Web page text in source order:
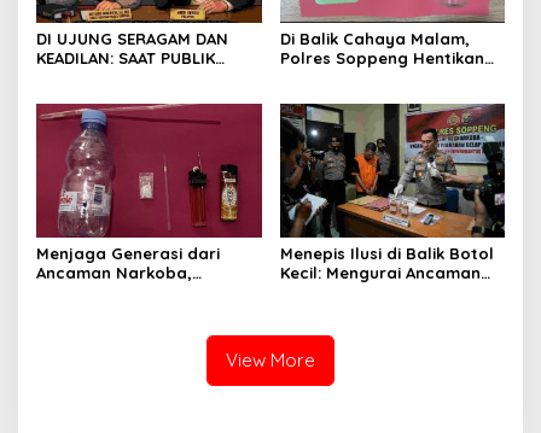
DI UJUNG SERAGAM DAN
KEADILAN: SAAT PUBLIK
MARIORIAWA
Di Balik Cahaya Malam,
Polres Soppeng Hentikan
Menjaga Generasi dari
Ancaman Narkoba,
Menepis Ilusi di Balik Botol
Kecil: Mengurai Ancaman
View More